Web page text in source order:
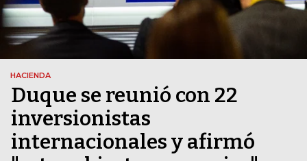
HACIENDA
Duque se reunió con 22
inversionistas
internacionales y afirmó